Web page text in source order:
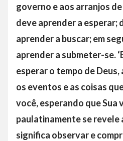
governo e aos arranjos
deve aprender a esperar;
aprender a buscar; em
aprender a submeter-se.
esperar o tempo de
os eventos e as coisas
você, esperando que Sua
paulatinamente se revele
significa observar e